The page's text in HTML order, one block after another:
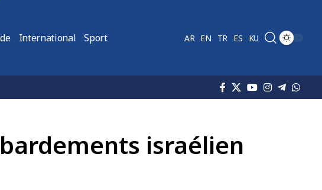
International Sport AR EN TR ES KU
israélien